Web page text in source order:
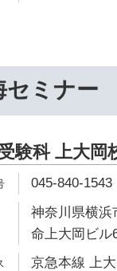
セミナー
験科 上大岡
045-840-1543
神奈川県横浜
命上大岡ビル
京急本線 上